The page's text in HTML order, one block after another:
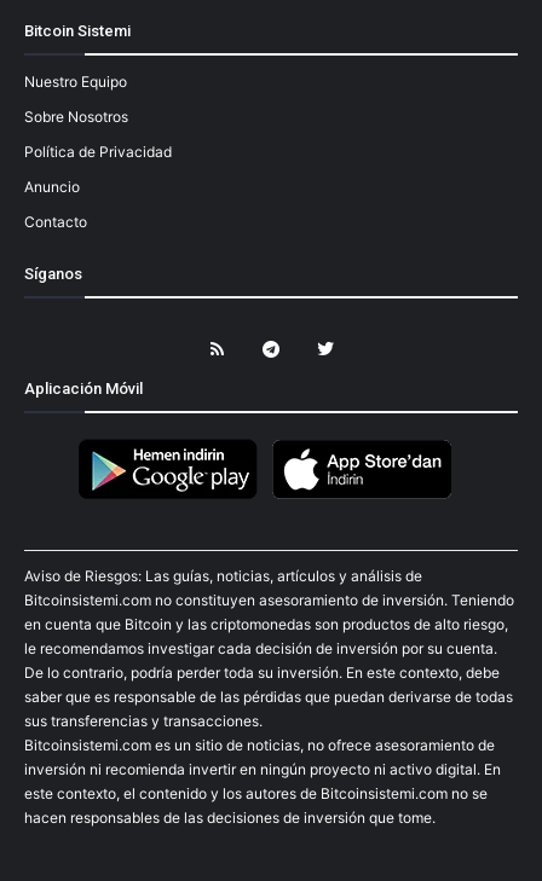
Bitcoin Sistemi
Nuestro Equipo
Sobre Nosotros
Política de Privacidad
Anuncio
Contacto
Síganos
Aplicación Móvil
Aviso de Riesgos: Las guías, noticias, artículos y análisis de
Bitcoinsistemi.com no constituyen asesoramiento de inversión. Teniendo
en cuenta que Bitcoin y las criptomonedas son productos de alto riesgo,
le recomendamos investigar cada decisión de inversión por su cuenta.
De lo contrario, podría perder toda su inversión. En este contexto, debe
saber que es responsable de las pérdidas que puedan derivarse de todas
sus transferencias y transacciones.
Bitcoinsistemi.com es un sitio de noticias, no ofrece asesoramiento de
inversión ni recomienda invertir en ningún proyecto ni activo digital. En
este contexto, el contenido y los autores de Bitcoinsistemi.com no se
hacen responsables de las decisiones de inversión que tome.